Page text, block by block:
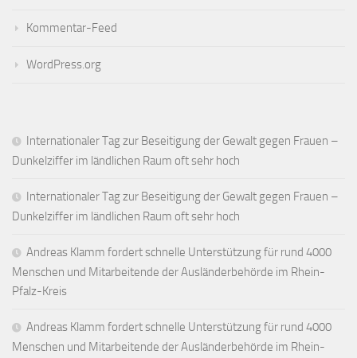
Kommentar-Feed
WordPress.org
Internationaler Tag zur Beseitigung der Gewalt gegen Frauen –
Dunkelziffer im ländlichen Raum oft sehr hoch
Internationaler Tag zur Beseitigung der Gewalt gegen Frauen –
Dunkelziffer im ländlichen Raum oft sehr hoch
Andreas Klamm fordert schnelle Unterstützung für rund 4000
Menschen und Mitarbeitende der Ausländerbehörde im Rhein-
Pfalz-Kreis
Andreas Klamm fordert schnelle Unterstützung für rund 4000
Menschen und Mitarbeitende der Ausländerbehörde im Rhein-